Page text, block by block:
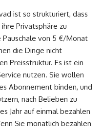
ist so strukturiert, dass
Privatsphäre zu
von 5 €/Monat
die Dinge nicht
Preisstruktur. Es ist ein
nutzen. Sie wollen
Abonnement binden, und
nach Belieben zu
Jahr auf einmal bezahlen
Sie monatlich bezahlen